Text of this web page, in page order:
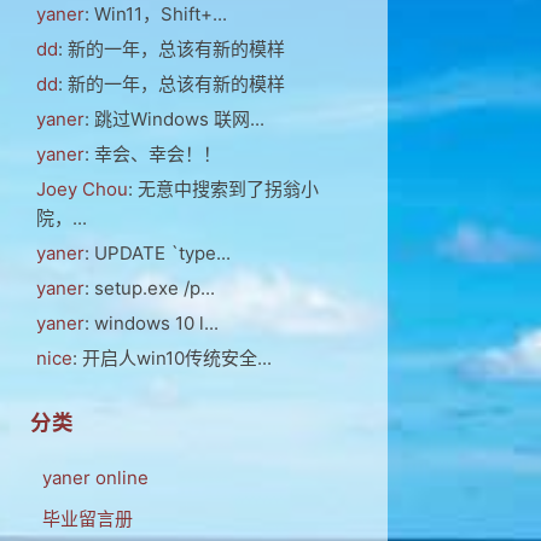
yaner: Win11，Shift+...
dd: 新的一年，总该有新的模样
dd: 新的一年，总该有新的模样
yaner: 跳过Windows 联网...
yaner: 幸会、幸会！！
Joey Chou: 无意中搜索到了拐翁小
院，...
yaner: UPDATE `type...
yaner: setup.exe /p...
yaner: windows 10 l...
nice: 开启人win10传统安全...
分类
yaner online
毕业留言册